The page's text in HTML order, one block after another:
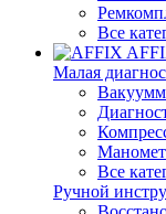
Все
Малая
Все
Ручной